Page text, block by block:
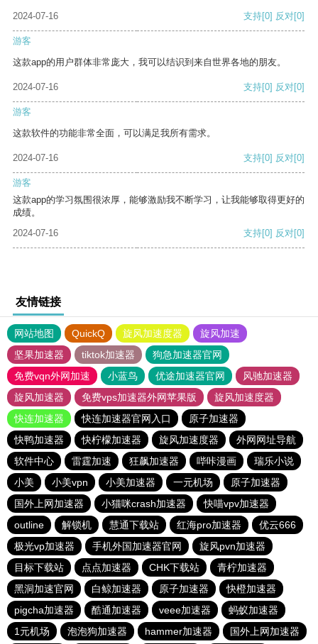
2024-07-16 支持[0] 反对[0]
游客
这款app的用户群体非常庞大，我可以结识到来自世界各地的朋友。
2024-07-16 支持[0] 反对[0]
游客
这款软件的功能非常全面，可以满足我所有需求。
2024-07-16 支持[0] 反对[0]
游客
这款app的学习氛围很浓厚，能够激励我不断学习，让我能够取得更好的
成绩。
2024-07-16
支持[0] 反对[0]
友情链接
网站地图 QuickQ 旋风加速度器
旋风加速
坚果加速器
tiktok加速器
狗急加速器官网
免费vqn外网加速
小蓝鸟 优途加速器官网
风驰加速器
旋风加速器
免费vps加速器外网苹果版
旋风加速度器
快连加速器
快连加速器官网入口
原子加速器
快鸭加速器
快柠檬加速器 旋风加速度器
外网网址导航
软件中心
雷霆加速 狂飙加速器 哔咔漫画
瑞乐小说
小美
小美vpn 小美加速器 一元机场
原子加速器
国外上网加速器
小猫咪crash加速器
快喵vpv加速器
outline
解锁机 慧通下载站 红海pro加速器
优云666
极光vp加速器
手机外国加速器官网
旋风pvn加速器
目标下载站
点点加速器 CHK下载站
青柠加速器
黑洞加速官网
白鲸加速器 原子加速器
快橙加速器
pigcha加速器
酷通加速器 veee加速器
蚂蚁加速器
1元机场
泡泡狗加速器 hammer加速器 国外上网加速器